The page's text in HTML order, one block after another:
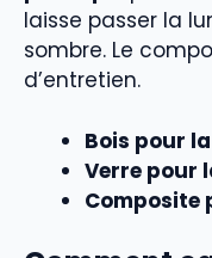
laisse passer la
sombre. Le
d’entretien.
Bois pour
Verre pour
Composite